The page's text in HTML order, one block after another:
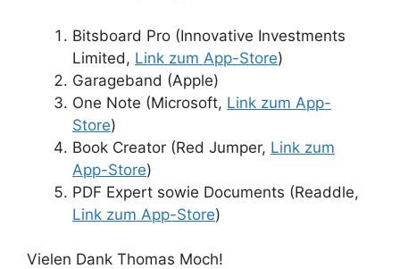
Bitsboard Pro (Innovative Investments
Limited, Link zum App-Store)
Garageband (Apple)
One Note (Microsoft, Link zum App-
Store)
Book Creator (Red Jumper, Link zum
App-Store)
PDF Expert sowie Documents (Readdle,
Link zum App-Store)
Vielen Dank Thomas Moch!